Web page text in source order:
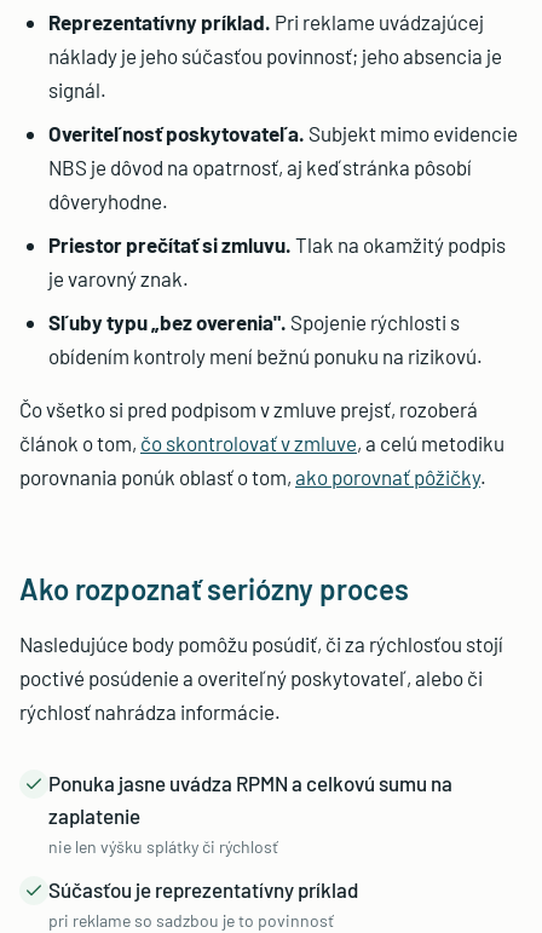
Reprezentatívny príklad. Pri reklame uvádzajúcej
náklady je jeho súčasťou povinnosť; jeho absencia je
signál.
Overiteľnosť poskytovateľa. Subjekt mimo evidencie
NBS je dôvod na opatrnosť, aj keď stránka pôsobí
dôveryhodne.
Priestor prečítať si zmluvu. Tlak na okamžitý podpis
je varovný znak.
Sľuby typu „bez overenia". Spojenie rýchlosti s
obídením kontroly mení bežnú ponuku na rizikovú.
Čo všetko si pred podpisom v zmluve prejsť, rozoberá
článok o tom, čo skontrolovať v zmluve, a celú metodiku
porovnania ponúk oblasť o tom, ako porovnať pôžičky.
Ako rozpoznať seriózny proces
Nasledujúce body pomôžu posúdiť, či za rýchlosťou stojí
poctivé posúdenie a overiteľný poskytovateľ, alebo či
rýchlosť nahrádza informácie.
Ponuka jasne uvádza RPMN a celkovú sumu na
zaplatenie
nie len výšku splátky či rýchlosť
Súčasťou je reprezentatívny príklad
pri reklame so sadzbou je to povinnosť